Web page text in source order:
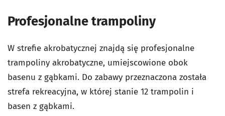
Profesjonalne trampoliny
W strefie akrobatycznej znajdą się profesjonalne
trampoliny akrobatyczne, umiejscowione obok
basenu z gąbkami. Do zabawy przeznaczona została
strefa rekreacyjna, w której stanie 12 trampolin i
basen z gąbkami.